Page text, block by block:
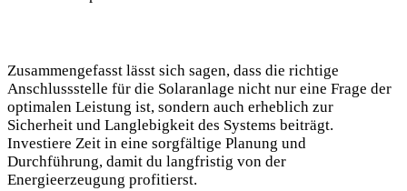
Zusammengefasst lässt sich sagen, dass die richtige
Anschlussstelle für die Solaranlage nicht nur eine Frage der
optimalen‍ Leistung ist,​ sondern auch⁢ erheblich zur
Sicherheit und Langlebigkeit des⁤ Systems beiträgt.
Investiere Zeit‌ in eine ​sorgfältige Planung und
Durchführung, damit du langfristig von der
Energieerzeugung profitierst.